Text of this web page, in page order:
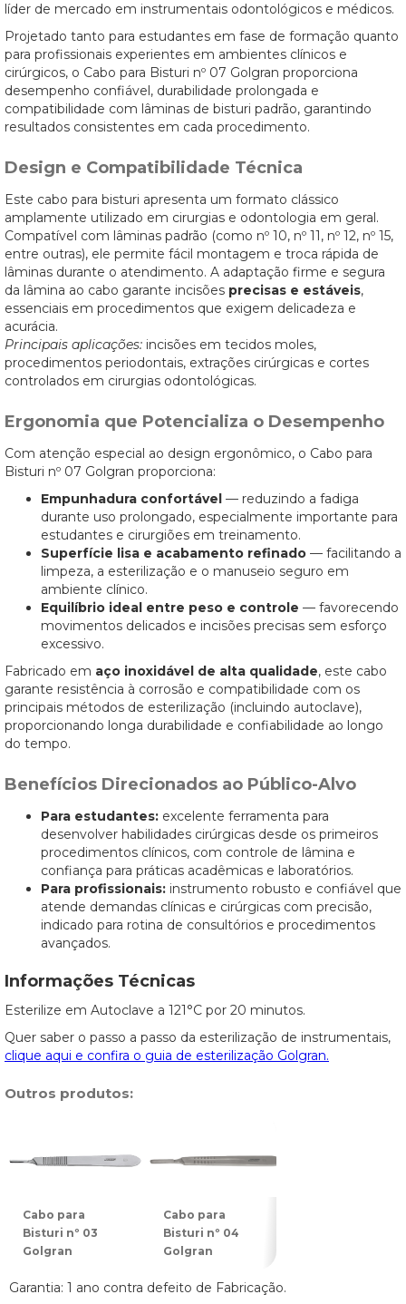
líder de mercado em instrumentais odontológicos e médicos.
Projetado tanto para estudantes em fase de formação quanto
para profissionais experientes em ambientes clínicos e
cirúrgicos, o Cabo para Bisturi nº 07 Golgran proporciona
desempenho confiável, durabilidade prolongada e
compatibilidade com lâminas de bisturi padrão, garantindo
resultados consistentes em cada procedimento.
Design e Compatibilidade Técnica
Este cabo para bisturi apresenta um formato clássico
amplamente utilizado em cirurgias e odontologia em geral.
Compatível com lâminas padrão (como nº 10, nº 11, nº 12, nº 15,
entre outras), ele permite fácil montagem e troca rápida de
lâminas durante o atendimento. A adaptação firme e segura
da lâmina ao cabo garante incisões precisas e estáveis,
essenciais em procedimentos que exigem delicadeza e
acurácia.
Principais aplicações: incisões em tecidos moles,
procedimentos periodontais, extrações cirúrgicas e cortes
controlados em cirurgias odontológicas.
Ergonomia que Potencializa o Desempenho
Com atenção especial ao design ergonômico, o Cabo para
Bisturi nº 07 Golgran proporciona:
Empunhadura confortável — reduzindo a fadiga
durante uso prolongado, especialmente importante para
estudantes e cirurgiões em treinamento.
Superfície lisa e acabamento refinado — facilitando a
limpeza, a esterilização e o manuseio seguro em
ambiente clínico.
Equilíbrio ideal entre peso e controle — favorecendo
movimentos delicados e incisões precisas sem esforço
excessivo.
Fabricado em aço inoxidável de alta qualidade, este cabo
garante resistência à corrosão e compatibilidade com os
principais métodos de esterilização (incluindo autoclave),
proporcionando longa durabilidade e confiabilidade ao longo
do tempo.
Benefícios Direcionados ao Público-Alvo
Para estudantes: excelente ferramenta para
desenvolver habilidades cirúrgicas desde os primeiros
procedimentos clínicos, com controle de lâmina e
confiança para práticas acadêmicas e laboratórios.
Para profissionais: instrumento robusto e confiável que
atende demandas clínicas e cirúrgicas com precisão,
indicado para rotina de consultórios e procedimentos
avançados.
Informações Técnicas
Esterilize em Autoclave a 121°C por 20 minutos.
Quer saber o passo a passo da esterilização de instrumentais,
clique aqui e confira o guia de esterilização Golgran.
Outros produtos:
Cabo para
Bisturi nº 03
Golgran
Cabo para
Bisturi nº 04
Golgran
Garantia: 1 ano contra defeito de Fabricação.